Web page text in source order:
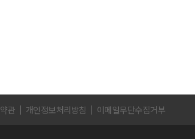
관 개인정보처리방침 이메일무단수집거부